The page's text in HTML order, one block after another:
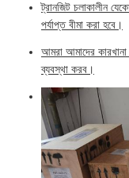
ট্রানজিট চলাকালীন
পর্যাপ্ত বীমা করা হবে।
আমরা আমাদের কারখানা
ব্যবস্থা করব।